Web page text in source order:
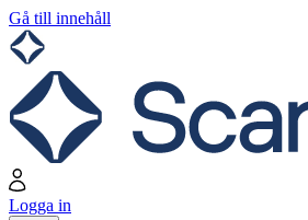
Gå till innehåll
Logga in